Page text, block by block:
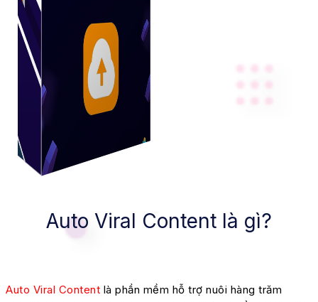
Auto Viral Content là gì?
Auto Viral Content là phần mềm hỗ trợ nuôi hàng trăm